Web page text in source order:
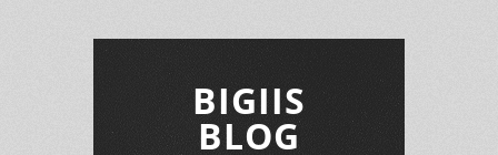
BIGIIS
BLOG